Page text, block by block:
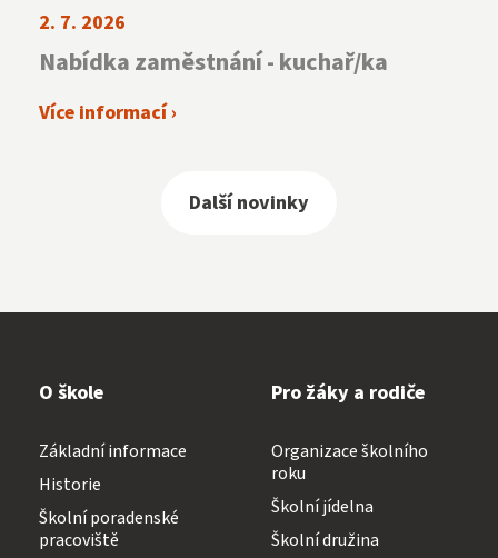
2. 7. 2026
Nabídka zaměstnání - kuchař/ka
Více informací ›
Další novinky
O škole
Základní informace
Historie
Školní poradenské
pracoviště
Pro žáky a rodiče
Organizace školního
roku
Školní jídelna
Školní družina